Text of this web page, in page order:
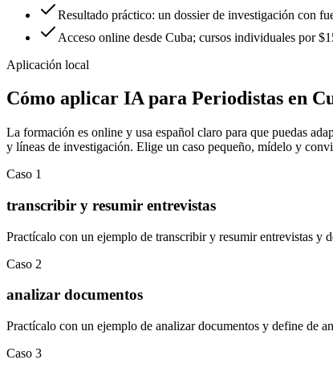
Resultado práctico: un dossier de investigación con
Acceso online desde Cuba; cursos individuales por
Aplicación local
Cómo aplicar IA para Periodistas en
La formación es online y usa español claro para que puedas
y líneas de investigación. Elige un caso pequeño, mídelo y
Caso 1
transcribir y resumir entrevistas
Practícalo con un ejemplo de transcribir y resumir entrevistas y
Caso 2
analizar documentos
Practícalo con un ejemplo de analizar documentos y define de
Caso 3